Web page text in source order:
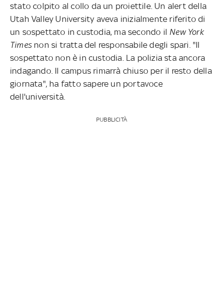
stato colpito al collo da un proiettile. Un alert della
Utah Valley University aveva inizialmente riferito di
un sospettato in custodia, ma secondo il New York
Times non si tratta del responsabile degli spari. "Il
sospettato non è in custodia. La polizia sta ancora
indagando. Il campus rimarrà chiuso per il resto della
giornata", ha fatto sapere un portavoce
dell'università.
PUBBLICITÀ